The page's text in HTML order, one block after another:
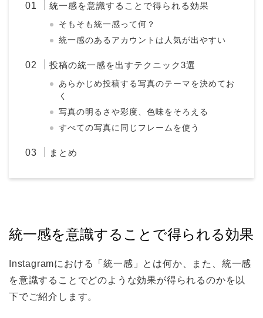
統一感を意識することで得られる効果
そもそも統一感って何？
統一感のあるアカウントは人気が出やすい
投稿の統一感を出すテクニック3選
あらかじめ投稿する写真のテーマを決めてお
く
写真の明るさや彩度、色味をそろえる
すべての写真に同じフレームを使う
まとめ
統一感を意識することで得られる効果
Instagramにおける「統一感」とは何か、また、統一感
を意識することでどのような効果が得られるのかを以
下でご紹介します。